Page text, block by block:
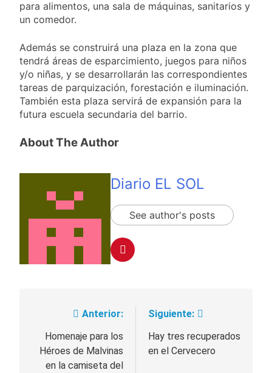
para alimentos, una sala de máquinas, sanitarios y
un comedor.
Además se construirá una plaza en la zona que
tendrá áreas de esparcimiento, juegos para niños
y/o niñas, y se desarrollarán las correspondientes
tareas de parquización, forestación e iluminación.
También esta plaza servirá de expansión para la
futura escuela secundaria del barrio.
About The Author
Diario EL SOL
See author's posts
Navegación
de
entradas
Anterior:
Homenaje para los
Héroes de Malvinas
en la camiseta del
Siguiente:
Hay tres recuperados
en el Cervecero